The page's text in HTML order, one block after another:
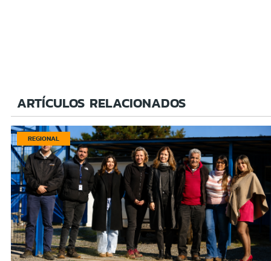
ARTÍCULOS RELACIONADOS
REGIONAL